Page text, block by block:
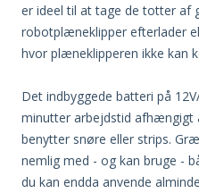
er ideel til at tage de totter af
robotplæneklipper efterlader
hvor plæneklipperen ikke kan
Det indbyggede batteri på
minutter arbejdstid afhængigt
benytter snøre eller strips.
nemlig med - og kan bruge -
du kan endda anvende